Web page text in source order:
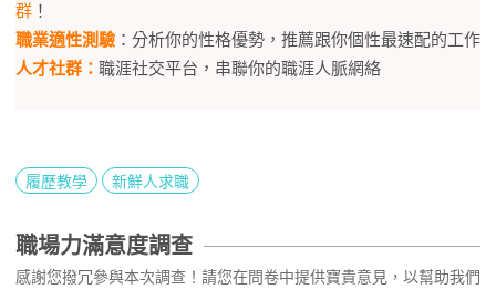
群 ！
職業適性測驗 ：分析你的性格優勢，推薦跟你個性最速配的工作
人才社群： 職涯社交平台，串聯你的職涯人脈網絡
履歷教學 新鮮人求職
職場力滿意度調查
感謝您撥冗參與本次調查！請您在問卷中提供寶貴意見，以幫助我們